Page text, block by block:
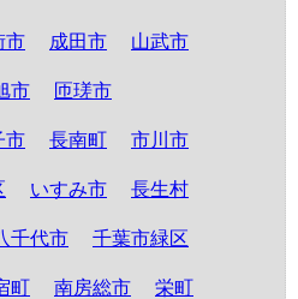
市 成田市 山武市
市 匝瑳市
市 長南町 市川市
いすみ市 長生村
千代市 千葉市緑区
町 南房総市 栄町